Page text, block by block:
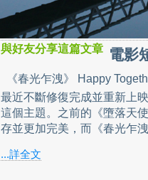
與好友分享這篇文章 電影
《春光乍洩》 Happy
最近不斷修復完成並重新上
這個主題。之前的《墮落天
存並更加完美，而《春光乍
...詳全文